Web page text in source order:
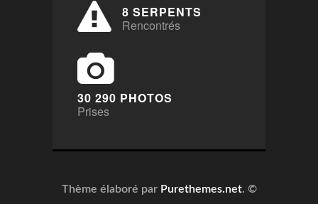
8 SERPENTS
Rencontrés
30 290 PHOTOS
Prises
Thème élaboré par Purethemes.net. ©